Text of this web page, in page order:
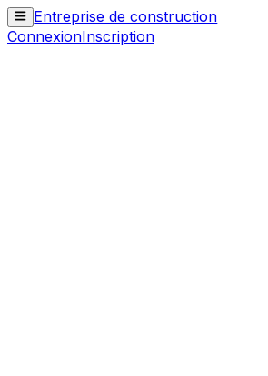
Entreprise de construction
ConnexionInscription